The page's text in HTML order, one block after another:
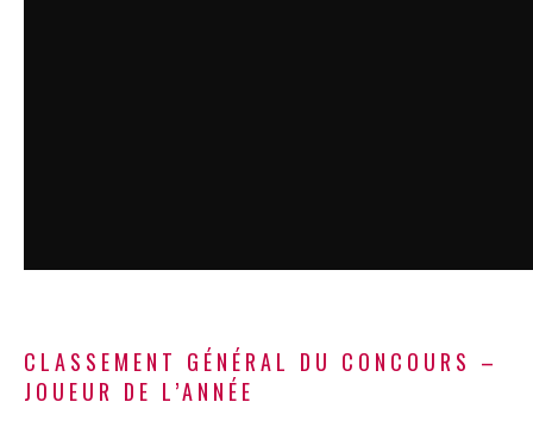
CLASSEMENT GÉNÉRAL DU CONCOURS –
JOUEUR DE L’ANNÉE